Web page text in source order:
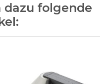
folgende